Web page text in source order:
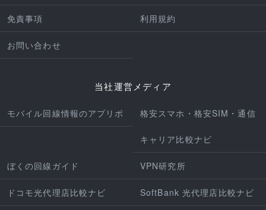
免責事項 利用規約
お問い合わせ
当社運営メディア
モバイル回線情報のアプリポ 格安スマホ・格安SIM・通信
キャリア比較ナビ
ぼくの回線ガイド VPN研究所
ドコモ光代理店比較ナビ SoftBank 光代理店比較ナビ